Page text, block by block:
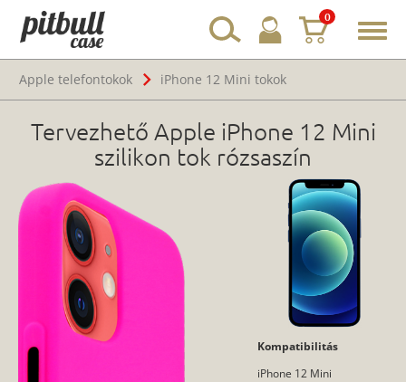
0
Apple telefontokok
iPhone 12 Mini tokok
Tervezhető Apple iPhone 12 Mini
szilikon tok rózsaszín
Kompatibilitás
iPhone 12 Mini